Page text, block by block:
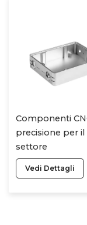
Componenti
precisione per il
settore
automobilistico
Vedi Dettagli